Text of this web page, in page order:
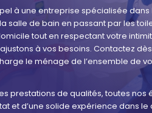
à une entreprise spécialisée dans
salle de bain en passant par les
tout en respectant votre
à vos besoins. Contactez
le ménage de l’ensemble de
prestations de qualités, toutes nos
et d’une solide expérience dans